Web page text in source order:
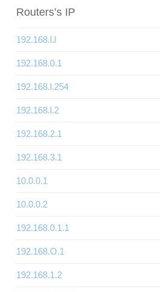
Routers’s IP
192.168.l.l
192.168.0.1
192.168.l.254
192.168.l.2
192.168.2.1
192.168.3.1
10.0.0.1
10.0.0.2
192.168.0.1.1
192.168.O.1
192.168.1.2